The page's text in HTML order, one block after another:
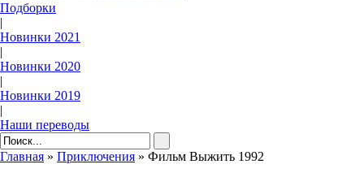
Подборки
|
Новинки 2021
|
Новинки 2020
|
Новинки 2019
|
Наши переводы
Главная » Приключения » Фильм Выжить 1992